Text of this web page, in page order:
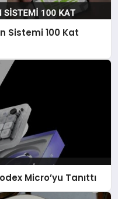
Sistemi 100 Kat
Micro’yu Tanıttı